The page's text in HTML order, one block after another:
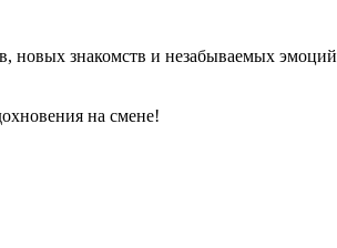
знакомств и незабываемых
на смене!